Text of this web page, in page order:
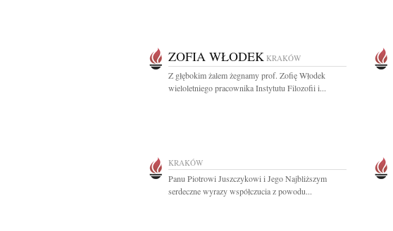
ZOFIA WŁODEK KRAKÓW
Z głębokim żalem żegnamy prof. Zofię Włodek
wieloletniego pracownika Instytutu Filozofii i...
KRAKÓW
Panu Piotrowi Juszczykowi i Jego Najbliższym
serdeczne wyrazy współczucia z powodu...